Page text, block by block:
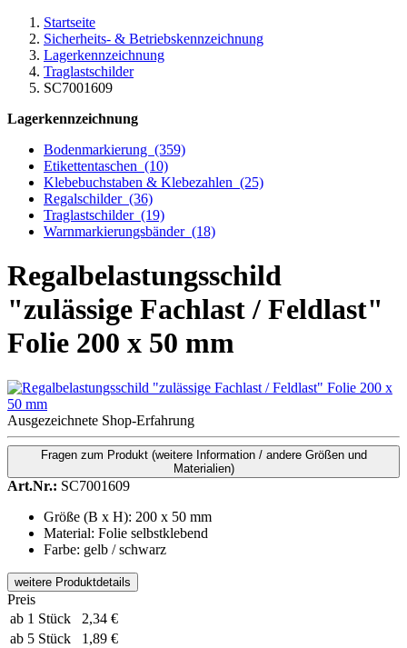
Startseite
Sicherheits- & Betriebskennzeichnung
Lagerkennzeichnung
Traglastschilder
SC7001609
Lagerkennzeichnung
Bodenmarkierung (359)
Etikettentaschen (10)
Klebebuchstaben & Klebezahlen (25)
Regalschilder (36)
Traglastschilder (19)
Warnmarkierungsbänder (18)
Regalbelastungsschild
"zulässige Fachlast / Feldlast"
Folie 200 x 50 mm
Ausgezeichnete Shop-Erfahrung
Fragen zum Produkt (weitere Information / andere Größen und
Materialien)
Art.Nr.: SC7001609
Größe (B x H): 200 x 50 mm
Material: Folie selbstklebend
Farbe: gelb / schwarz
weitere Produktdetails
Preis
ab 1 Stück
2,34 €
ab 5 Stück
1,89 €